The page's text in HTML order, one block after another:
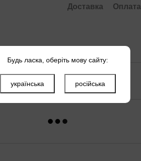
Доставка Оплата
Файлы
Будь ласка, оберіть мову сайту:
українська російська